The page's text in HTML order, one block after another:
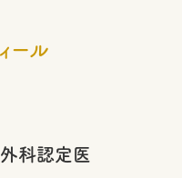
ール
科認定医